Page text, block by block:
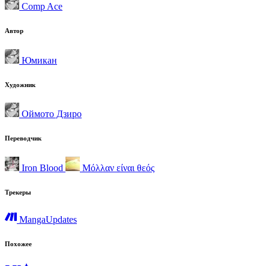
Comp Ace
Автор
Юмикан
Художник
Оймото Дзиро
Переводчик
Iron Blood Μόλλαν είναι θεός
Трекеры
MangaUpdates
Похожее